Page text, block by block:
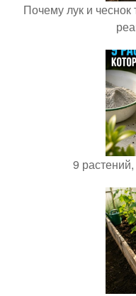
Почему лук и чеснок
9